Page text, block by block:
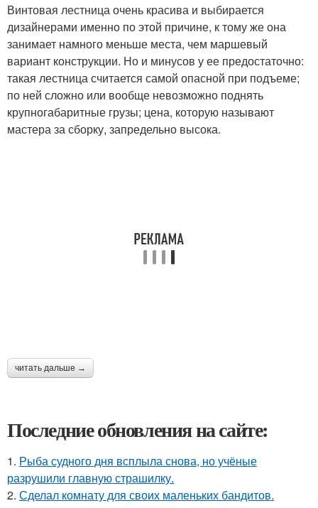
Винтовая лестница очень красива и выбирается
дизайнерами именно по этой причине, к тому же она
занимает намного меньше места, чем маршевый
вариант конструкции. Но и минусов у ее предостаточно:
такая лестница считается самой опасной при подъеме;
по ней сложно или вообще невозможно поднять
крупногабаритные грузы; цена, которую называют
мастера за сборку, запредельно высока.
читать дальше →
Последние обновления на сайте:
1. Рыба судного дня всплыла снова, но учёные
разрушили главную страшилку.
2. Сделал комнату для своих маленьких бандитов.